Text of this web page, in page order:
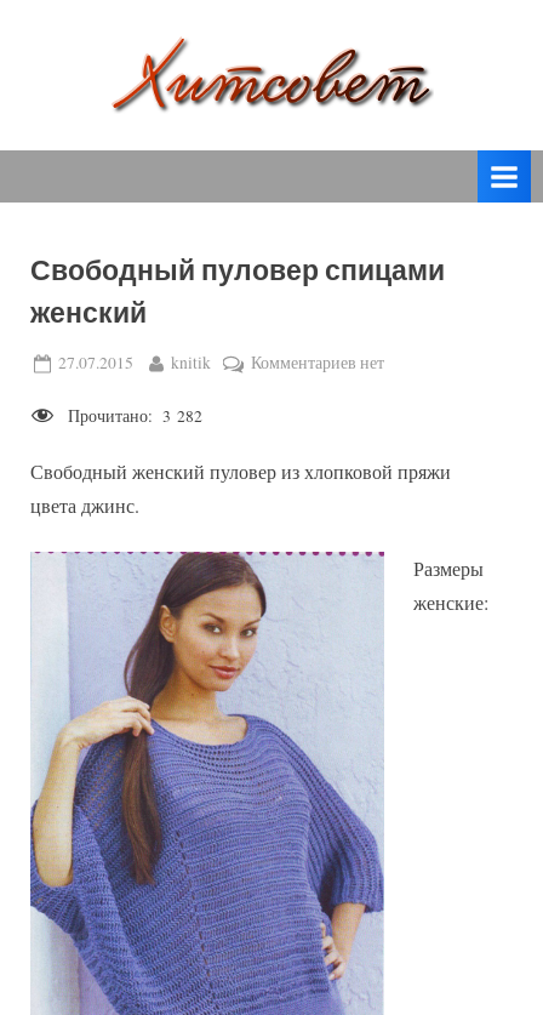
т
о
е
спицами,
крючком,
вязаные
модели
описанием
Свободный пуловер спицами
женский
Posted
27.07.2015 By
knitik Комментариевк
спицами
нет
Прочитано: 3 282
Свободный женский пуловер из хлопковой пряжи
цвета джинс.
Размеры
женские: